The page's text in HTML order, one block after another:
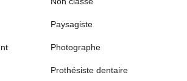
Paysagiste
Photographe
Prothésiste dentaire